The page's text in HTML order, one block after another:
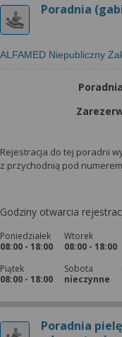
Poradnia
ALFAMED Niepubliczny
Rejestracja do tej poradni
z przychodnią pod
Godziny otwarcia
Poniedziałek
08:00 - 18:00
Wtorek
08:00 - 18:00
Piątek
08:00 - 18:00
Sobota
nieczynne
Poradnia